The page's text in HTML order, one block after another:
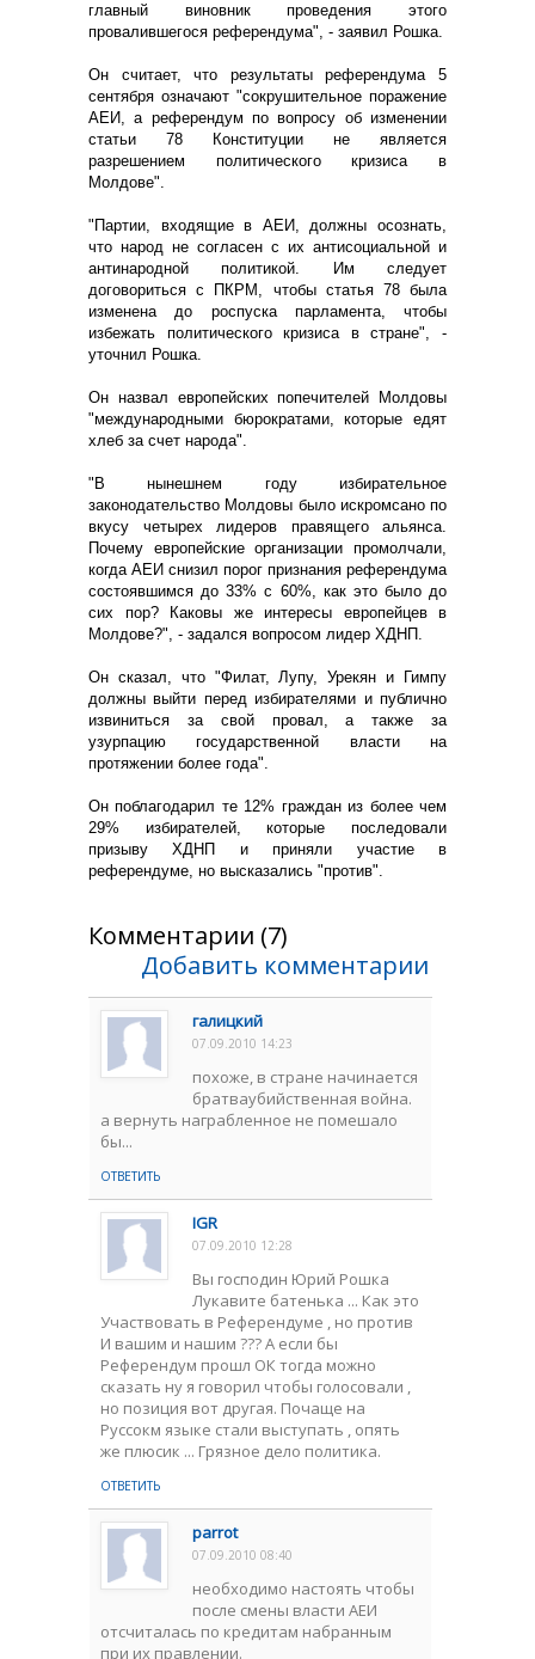
главный виновник проведения этого
провалившегося референдума", - заявил Рошка.
Он считает, что результаты референдума 5
сентября означают "сокрушительное поражение
АЕИ, а референдум по вопросу об изменении
статьи 78 Конституции не является
разрешением политического кризиса в
Молдове".
"Партии, входящие в АЕИ, должны осознать,
что народ не согласен с их антисоциальной и
антинародной политикой. Им следует
договориться с ПКРМ, чтобы статья 78 была
изменена до роспуска парламента, чтобы
избежать политического кризиса в стране", -
уточнил Рошка.
Он назвал европейских попечителей Молдовы
"международными бюрократами, которые едят
хлеб за счет народа".
"В нынешнем году избирательное
законодательство Молдовы было искромсано по
вкусу четырех лидеров правящего альянса.
Почему европейские организации промолчали,
когда АЕИ снизил порог признания референдума
состоявшимся до 33% с 60%, как это было до
сих пор? Каковы же интересы европейцев в
Молдове?", - задался вопросом лидер ХДНП.
Он сказал, что "Филат, Лупу, Урекян и Гимпу
должны выйти перед избирателями и публично
извиниться за свой провал, а также за
узурпацию государственной власти на
протяжении более года".
Он поблагодарил те 12% граждан из более чем
29% избирателей, которые последовали
призыву ХДНП и приняли участие в
референдуме, но высказались "против".
Комментарии (7)
Добавить комментарии
галицкий
07.09.2010 14:23
похоже, в стране начинается
братваубийственная война.
а вернуть награбленное не помешало
бы...
ОТВЕТИТЬ
IGR
07.09.2010 12:28
Вы господин Юрий Рошка
Лукавите батенька ... Как это
Участвовать в Референдуме , но против
И вашим и нашим ??? А если бы
Референдум прошл ОК тогда можно
сказать ну я говорил чтобы голосовали ,
но позиция вот другая. Почаще на
Руссокм языке стали выступать , опять
же плюсик ... Грязное дело политика.
ОТВЕТИТЬ
parrot
07.09.2010 08:40
необходимо настоять чтобы
после смены власти АЕИ
отсчиталась по кредитам набранным
при их правлении.